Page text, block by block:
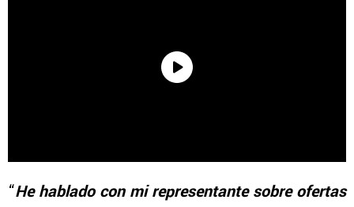
“He hablado con mi representante sobre ofertas